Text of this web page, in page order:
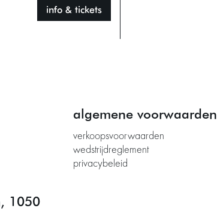
info & tickets
1050
algemene voorwaarden
verkoopsvoorwaarden
wedstrijdreglement
privacybeleid